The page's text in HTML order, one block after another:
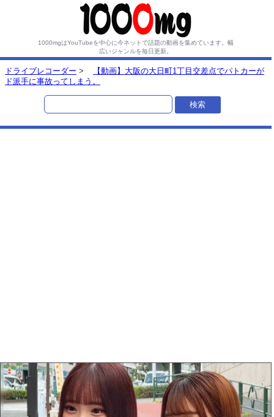
1000mgはYouTubeを中心に今ネットで話題の動画を集めています。 幅
広いジャンルを毎日更新。
ドライブレコーダー >
【動画】大阪の大日町1丁目交差点でパトカーが
ド派手に事故ってしまう。